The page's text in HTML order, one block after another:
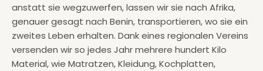
anstatt sie wegzuwerfen, lassen wir sie nach Afrika,
genauer gesagt nach Benin, transportieren, wo sie ein
zweites Leben erhalten. Dank eines regionalen Vereins
versenden wir so jedes Jahr mehrere hundert Kilo
Material, wie Matratzen, Kleidung, Kochplatten,